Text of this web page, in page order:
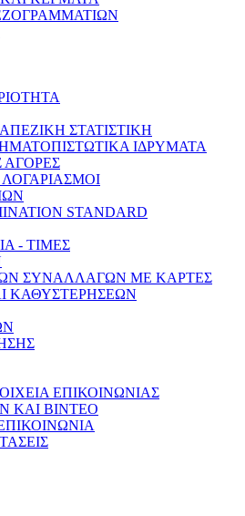
ΣΤΑΤΙΣΤΙΚΗ
ΙΔΡΥΜΑΤΑ
ΑΓΟΡΕΣ
STANDARD
- ΤΙΜΕΣ
ΣΥΝΑΛΛΑΓΩΝ ΜΕ ΚΑΡΤΕΣ
ΚΑΘΥΣΤΕΡΗΣΕΩΝ
ΕΠΙΚΟΙΝΩΝΙΑΣ
ΚΑΙ ΒΙΝΤΕΟ